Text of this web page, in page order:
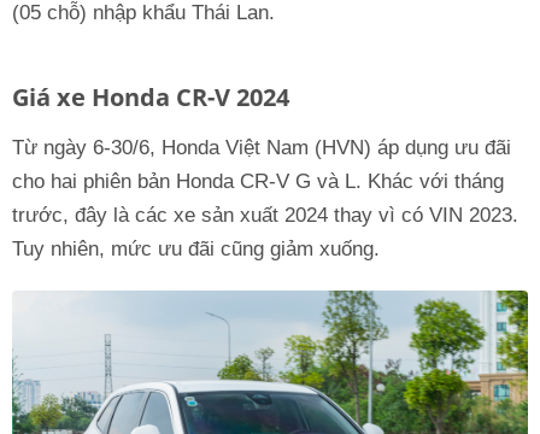
(05 chỗ) nhập khẩu Thái Lan.
Giá xe Honda CR-V 2024
Từ ngày 6-30/6, Honda Việt Nam (HVN) áp dụng ưu đãi
cho hai phiên bản Honda CR-V G và L. Khác với tháng
trước, đây là các xe sản xuất 2024 thay vì có VIN 2023.
Tuy nhiên, mức ưu đãi cũng giảm xuống.